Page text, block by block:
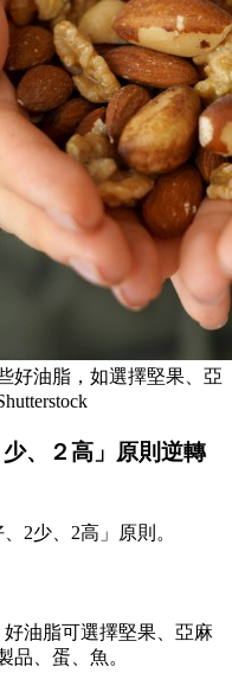
好油脂，如選擇堅果、亞
、２高」原則逆轉
2少、2高」原則。
好油脂可選擇堅果、亞麻
品、蛋、魚。